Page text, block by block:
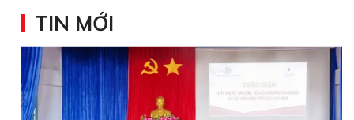
TIN MỚI